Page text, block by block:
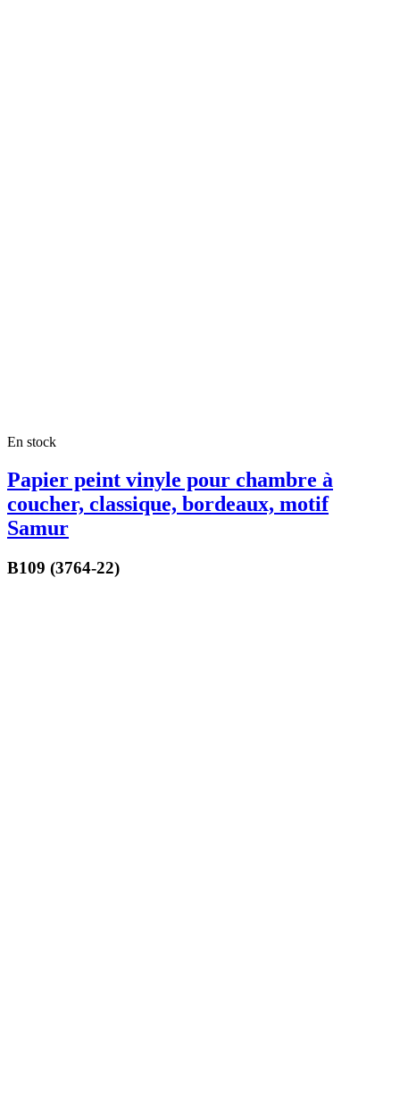
En stock
Papier peint vinyle pour chambre à
coucher, classique, bordeaux, motif
Samur
B109 (3764-22)